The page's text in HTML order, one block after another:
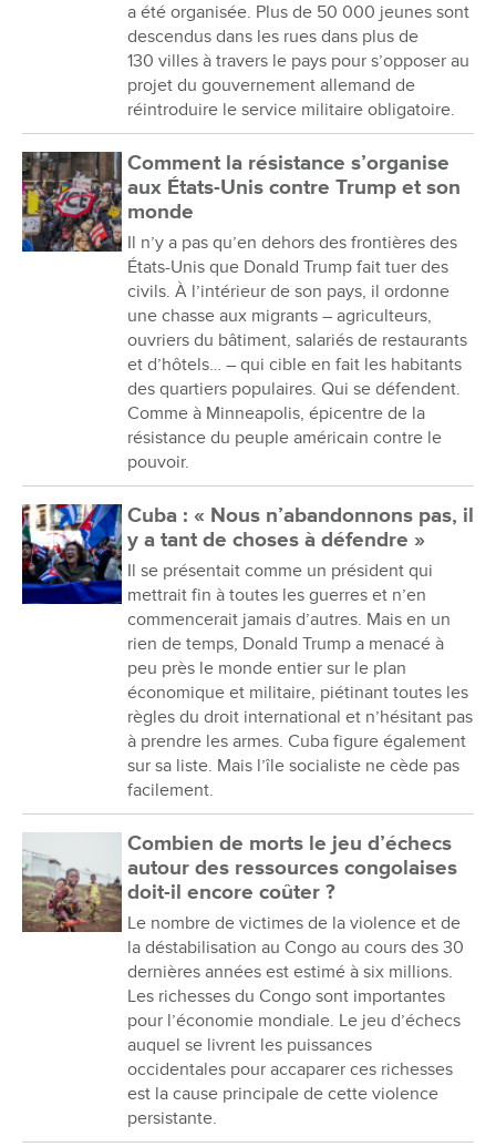
a été organisée. Plus de 50 000 jeunes sont
descendus dans les rues dans plus de
130 villes à travers le pays pour s’opposer au
projet du gouvernement allemand de
réintroduire le service militaire obligatoire.
Comment la résistance s’organise
aux États-Unis contre Trump et son
monde
Il n’y a pas qu’en dehors des frontières des
États-Unis que Donald Trump fait tuer des
civils. À l’intérieur de son pays, il ordonne
une chasse aux migrants – agriculteurs,
ouvriers du bâtiment, salariés de restaurants
et d’hôtels… – qui cible en fait les habitants
des quartiers populaires. Qui se défendent.
Comme à Minneapolis, épicentre de la
résistance du peuple américain contre le
pouvoir.
Cuba : « Nous n’abandonnons pas, il
y a tant de choses à défendre »
Il se présentait comme un président qui
mettrait fin à toutes les guerres et n’en
commencerait jamais d’autres. Mais en un
rien de temps, Donald Trump a menacé à
peu près le monde entier sur le plan
économique et militaire, piétinant toutes les
règles du droit international et n’hésitant pas
à prendre les armes. Cuba figure également
sur sa liste. Mais l’île socialiste ne cède pas
facilement.
Combien de morts le jeu d’échecs
autour des ressources congolaises
doit-il encore coûter ?
Le nombre de victimes de la violence et de
la déstabilisation au Congo au cours des 30
dernières années est estimé à six millions.
Les richesses du Congo sont importantes
pour l’économie mondiale. Le jeu d’échecs
auquel se livrent les puissances
occidentales pour accaparer ces richesses
est la cause principale de cette violence
persistante.